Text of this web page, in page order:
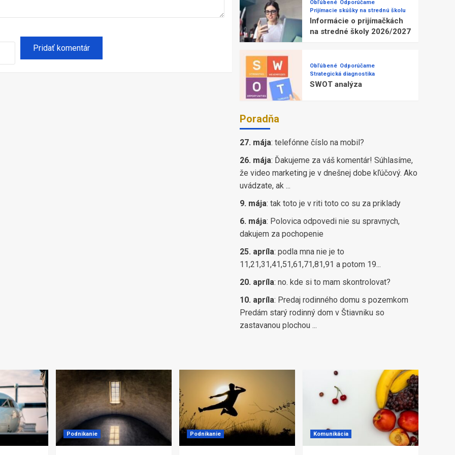
Obľúbené Odporúčame
Prijímacie skúšky na strednú školu
Informácie o prijímačkách
na stredné školy 2026/2027
Obľúbené Odporúčame
Strategická diagnostika
SWOT analýza
Poradňa
27. mája: telefónne číslo na mobil?
26. mája: Ďakujeme za váš komentár! Súhlasíme,
že video marketing je v dnešnej dobe kľúčový. Ako
uvádzate, ak ...
9. mája: tak toto je v riti toto co su za priklady
6. mája: Polovica odpovedi nie su spravnych,
dakujem za pochopenie
25. apríla: podla mna nie je to
11,21,31,41,51,61,71,81,91 a potom 19...
20. apríla: no. kde si to mam skontrolovat?
10. apríla: Predaj rodinného domu s pozemkom
Predám starý rodinný dom v Štiavniku so
zastavanou plochou ...
Podnikanie Podnikanie Komunikácia